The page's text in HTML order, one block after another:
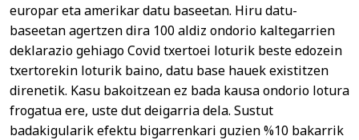
europar eta amerikar datu baseetan. Hiru datu-
baseetan agertzen dira 100 aldiz ondorio kaltegarrien
deklarazio gehiago Covid txertoei loturik beste edozein
txertorekin loturik baino, datu base hauek existitzen
direnetik. Kasu bakoitzean ez bada kausa ondorio lotura
frogatua ere, uste dut deigarria dela. Sustut
badakigularik efektu bigarrenkari guzien %10 bakarrik